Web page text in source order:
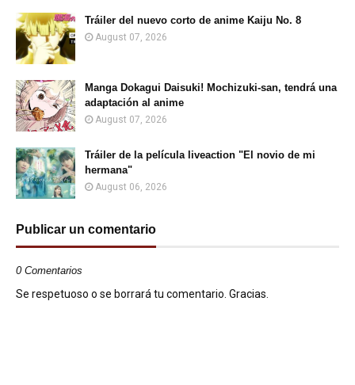
Tráiler del nuevo corto de anime Kaiju No. 8
August 07, 2026
Manga Dokagui Daisuki! Mochizuki-san, tendrá una
adaptación al anime
August 07, 2026
Tráiler de la película liveaction "El novio de mi
hermana"
August 06, 2026
Publicar un comentario
0 Comentarios
Se respetuoso o se borrará tu comentario. Gracias.